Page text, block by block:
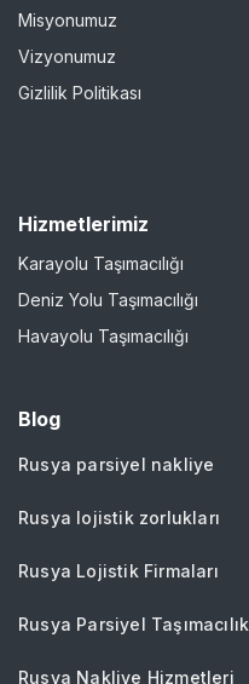
Misyonumuz
Vizyonumuz
Gizlilik Politikası
Hizmetlerimiz
Karayolu Taşımacılığı
Deniz Yolu Taşımacılığı
Havayolu Taşımacılığı
Blog
Rusya parsiyel nakliye
Rusya lojistik zorlukları
Rusya Lojistik Firmaları
Rusya Parsiyel Taşımacılık
Rusya Nakliye Hizmetleri